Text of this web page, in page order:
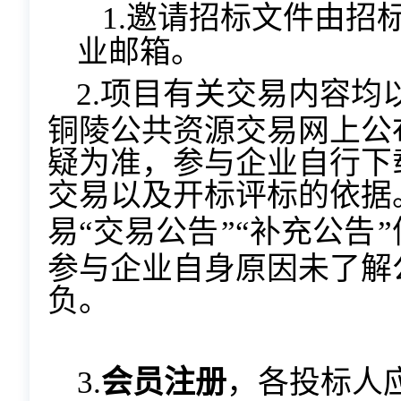
1.邀请招标文件由招
业邮箱。
2.项目有关交易内容均
铜陵公共资源交易网上公
疑为准，参与企业自行下
交易以及开标评标的依
易“交易公告”“补充公告”
参与企业自身原因未了解
负。
3.会员注册，各投标人